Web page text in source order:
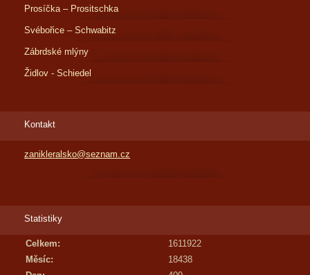
Prosíčka – Prositschka
Svébořice – Schwabitz
Zábrdské mlýny
Židlov - Schiedel
Kontakt
zanikleralsko@seznam.cz
Statistiky
Celkem:
1611922
Měsíc:
18438